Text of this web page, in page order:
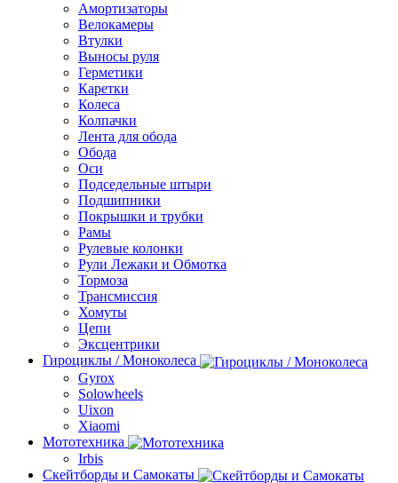
Амортизаторы
Велокамеры
Втулки
Выносы руля
Герметики
Каретки
Колеса
Колпачки
Лента для обода
Обода
Оси
Подседельные штыри
Подшипники
Покрышки и трубки
Рамы
Рулевые колонки
Рули Лежаки и Обмотка
Тормоза
Трансмиcсия
Хомуты
Цепи
Эксцентрики
Гироциклы / Моноколеса
Gyrox
Solowheels
Uixon
Xiaomi
Мототехника
Irbis
Скейтборды и Самокаты